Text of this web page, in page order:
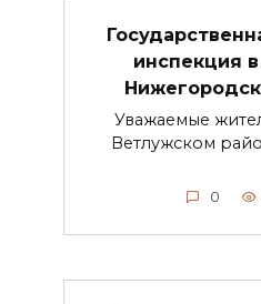
инспекция в
Уважаемые
Ветлужском
0